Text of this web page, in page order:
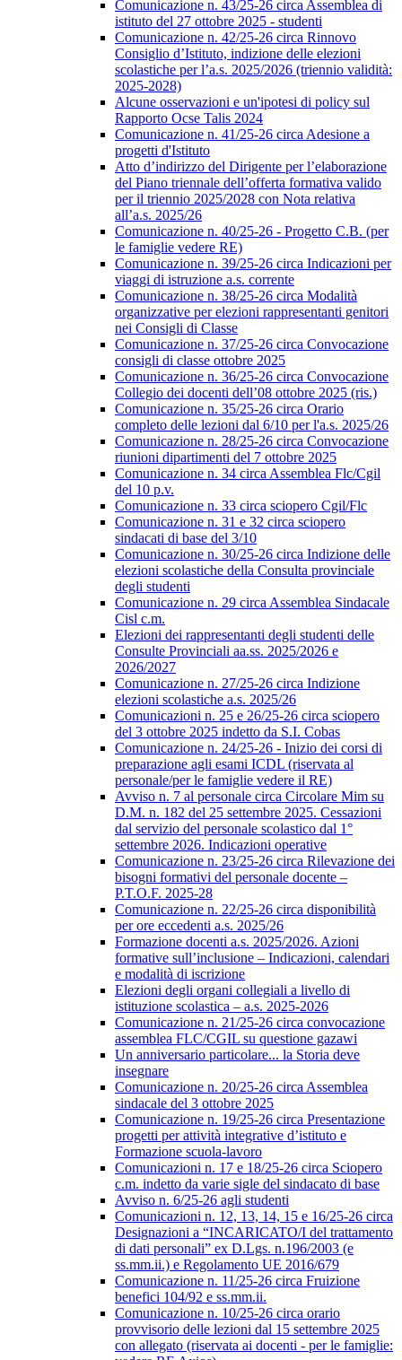
Comunicazione n. 43/25-26 circa Assemblea di
istituto del 27 ottobre 2025 - studenti
Comunicazione n. 42/25-26 circa Rinnovo
Consiglio d’Istituto, indizione delle elezioni
scolastiche per l’a.s. 2025/2026 (triennio validità:
2025-2028)
Alcune osservazioni e un'ipotesi di policy sul
Rapporto Ocse Talis 2024
Comunicazione n. 41/25-26 circa Adesione a
progetti d'Istituto
Atto d’indirizzo del Dirigente per l’elaborazione
del Piano triennale dell’offerta formativa valido
per il triennio 2025/2028 con Nota relativa
all’a.s. 2025/26
Comunicazione n. 40/25-26 - Progetto C.B. (per
le famiglie vedere RE)
Comunicazione n. 39/25-26 circa Indicazioni per
viaggi di istruzione a.s. corrente
Comunicazione n. 38/25-26 circa Modalità
organizzative per elezioni rappresentanti genitori
nei Consigli di Classe
Comunicazione n. 37/25-26 circa Convocazione
consigli di classe ottobre 2025
Comunicazione n. 36/25-26 circa Convocazione
Collegio dei docenti dell’08 ottobre 2025 (ris.)
Comunicazione n. 35/25-26 circa Orario
completo delle lezioni dal 6/10 per l'a.s. 2025/26
Comunicazione n. 28/25-26 circa Convocazione
riunioni dipartimenti del 7 ottobre 2025
Comunicazione n. 34 circa Assemblea Flc/Cgil
del 10 p.v.
Comunicazione n. 33 circa sciopero Cgil/Flc
Comunicazione n. 31 e 32 circa sciopero
sindacati di base del 3/10
Comunicazione n. 30/25-26 circa Indizione delle
elezioni scolastiche della Consulta provinciale
degli studenti
Comunicazione n. 29 circa Assemblea Sindacale
Cisl c.m.
Elezioni dei rappresentanti degli studenti delle
Consulte Provinciali aa.ss. 2025/2026 e
2026/2027
Comunicazione n. 27/25-26 circa Indizione
elezioni scolastiche a.s. 2025/26
Comunicazioni n. 25 e 26/25-26 circa sciopero
del 3 ottobre 2025 indetto da S.I. Cobas
Comunicazione n. 24/25-26 - Inizio dei corsi di
preparazione agli esami ICDL (riservata al
personale/per le famiglie vedere il RE)
Avviso n. 7 al personale circa Circolare Mim su
D.M. n. 182 del 25 settembre 2025. Cessazioni
dal servizio del personale scolastico dal 1°
settembre 2026. Indicazioni operative
Comunicazione n. 23/25-26 circa Rilevazione dei
bisogni formativi del personale docente –
P.T.O.F. 2025-28
Comunicazione n. 22/25-26 circa disponibilità
per ore eccedenti a.s. 2025/26
Formazione docenti a.s. 2025/2026. Azioni
formative sull’inclusione – Indicazioni, calendari
e modalità di iscrizione
Elezioni degli organi collegiali a livello di
istituzione scolastica – a.s. 2025-2026
Comunicazione n. 21/25-26 circa convocazione
assemblea FLC/CGIL su questione gazawi
Un anniversario particolare... la Storia deve
insegnare
Comunicazione n. 20/25-26 circa Assemblea
sindacale del 3 ottobre 2025
Comunicazione n. 19/25-26 circa Presentazione
progetti per attività integrative d’istituto e
Formazione scuola-lavoro
Comunicazioni n. 17 e 18/25-26 circa Sciopero
c.m. indetto da varie sigle del sindacato di base
Avviso n. 6/25-26 agli studenti
Comunicazioni n. 12, 13, 14, 15 e 16/25-26 circa
Designazioni a “INCARICATO/I del trattamento
di dati personali” ex D.Lgs. n.196/2003 (e
ss.mm.ii.) e Regolamento UE 2016/679
Comunicazione n. 11/25-26 circa Fruizione
benefici 104/92 e ss.mm.ii.
Comunicazione n. 10/25-26 circa orario
provvisorio delle lezioni dal 15 settembre 2025
con allegato (riservata ai docenti - per le famiglie: